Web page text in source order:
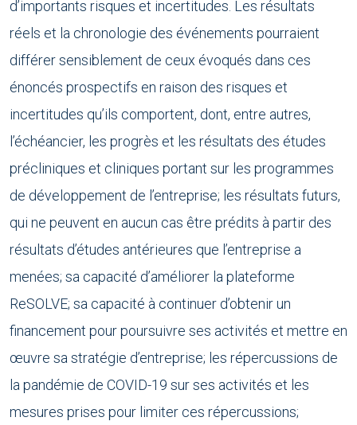
d’importants risques et incertitudes. Les résultats
réels et la chronologie des événements pourraient
différer sensiblement de ceux évoqués dans ces
énoncés prospectifs en raison des risques et
incertitudes qu’ils comportent, dont, entre autres,
l’échéancier, les progrès et les résultats des études
précliniques et cliniques portant sur les programmes
de développement de l’entreprise; les résultats futurs,
qui ne peuvent en aucun cas être prédits à partir des
résultats d’études antérieures que l’entreprise a
menées; sa capacité d’améliorer la plateforme
ReSOLVE; sa capacité à continuer d’obtenir un
financement pour poursuivre ses activités et mettre en
œuvre sa stratégie d’entreprise; les répercussions de
la pandémie de COVID-19 sur ses activités et les
mesures prises pour limiter ces répercussions;